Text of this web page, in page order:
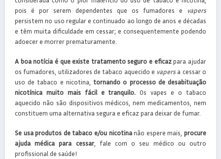
pois é por serem dependentes que os fumadores e
vapers
persistem no uso regular e continuado ao longo de anos e décadas
e têm muita dificuldade em cessar; e consequentemente podendo
adoecer e morrer prematuramente.
A boa notícia é que existe tratamento seguro e eficazpara ajudar
os fumadores, utilizadores de tabaco aquecido e vapersa cessar o
uso de tabaco e nicotina,
tornando o processo de desabituação
nicotínica muito mais fácil e tranquilo.Os vapes e o tabaco
aquecido não são dispositivos médicos, nem medicamentos, nem
constituem uma alternativa segura e eficaz para deixar de fumar.
Se usa produtos de tabaco e/ou nicotinanão espere mais,procure
ajuda médica para cessar, fale com o seu médico ou outro
profissional de saúde!